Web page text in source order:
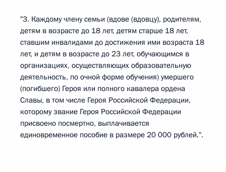
"3. Каждому члену семьи (вдове (вдовцу), родителям,
детям в возрасте до 18 лет, детям старше 18 лет,
ставшим инвалидами до достижения ими возраста 18
лет, и детям в возрасте до 23 лет, обучающимся в
организациях, осуществляющих образовательную
деятельность, по очной форме обучения) умершего
(погибшего) Героя или полного кавалера ордена
Славы, в том числе Героя Российской Федерации,
которому звание Героя Российской Федерации
присвоено посмертно, выплачивается
единовременное пособие в размере 20 000 рублей.".